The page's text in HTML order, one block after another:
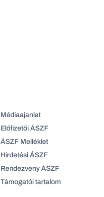
Médiaajanlat
Előfizetői ÁSZF
ÁSZF Melléklet
Hirdetési ÁSZF
Rendezveny ÁSZF
Támogatói tartalom